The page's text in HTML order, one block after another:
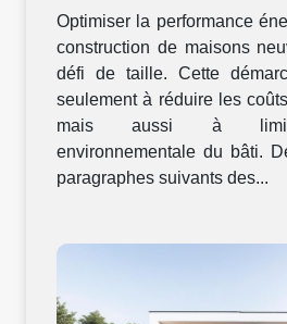
Optimiser la performance
construction de maisons
défi de taille. Cette
seulement à réduire les
mais aussi à
environnementale du bâti.
paragraphes suivants des...